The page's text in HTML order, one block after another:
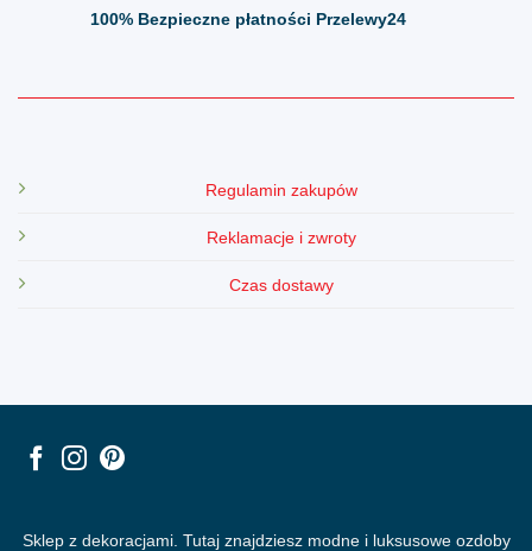
100% Bezpieczne płatności Przelewy24
Regulamin zakupów
Reklamacje i zwroty
Czas dostawy
Sklep z dekoracjami. Tutaj znajdziesz modne i luksusowe ozdoby